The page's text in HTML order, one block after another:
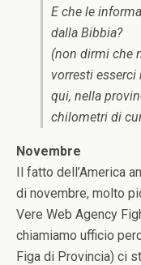
E che le
dalla Bibbia?
(non dirmi che
vorresti esserci
qui, nella
chilometri di
Novembre
Il fatto dell’America
di novembre, molto
Vere Web Agency
chiamiamo ufficio
Figa di Provincia) ci